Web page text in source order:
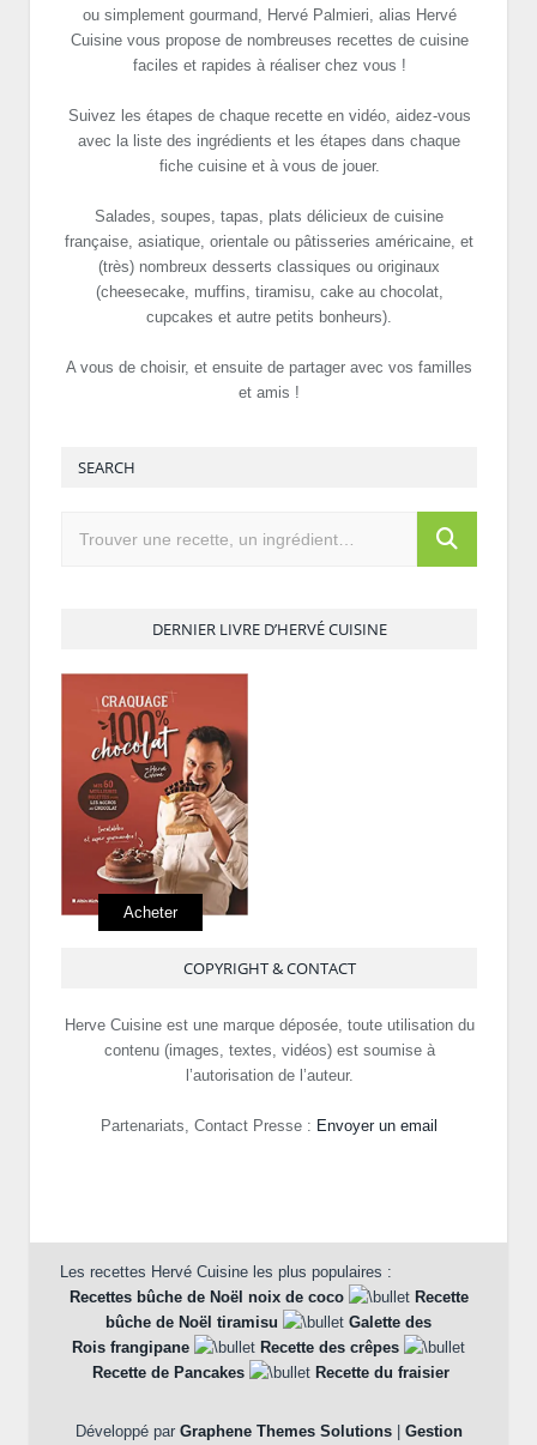
ou simplement gourmand, Hervé Palmieri, alias Hervé
Cuisine vous propose de nombreuses recettes de cuisine
faciles et rapides à réaliser chez vous !
Suivez les étapes de chaque recette en vidéo, aidez-vous
avec la liste des ingrédients et les étapes dans chaque
fiche cuisine et à vous de jouer.
Salades, soupes, tapas, plats délicieux de cuisine
française, asiatique, orientale ou pâtisseries américaine, et
(très) nombreux desserts classiques ou originaux
(cheesecake, muffins, tiramisu, cake au chocolat,
cupcakes et autre petits bonheurs).
A vous de choisir, et ensuite de partager avec vos familles
et amis !
SEARCH
DERNIER LIVRE D’HERVÉ CUISINE
Acheter
COPYRIGHT & CONTACT
Herve Cuisine est une marque déposée, toute utilisation du
contenu (images, textes, vidéos) est soumise à
l’autorisation de l’auteur.
Partenariats, Contact Presse : Envoyer un email
Les recettes Hervé Cuisine les plus populaires :
Recettes bûche de Noël noix de coco
Recette
bûche de Noël tiramisu
Galette des
Rois frangipane
Recette des crêpes
Recette de Pancakes
Recette du fraisier
Développé par Graphene Themes Solutions| Gestion